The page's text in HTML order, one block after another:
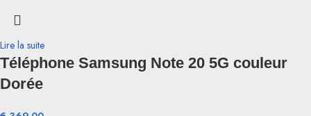
Lire la suite
Téléphone Samsung Note 20 5G couleur
Dorée